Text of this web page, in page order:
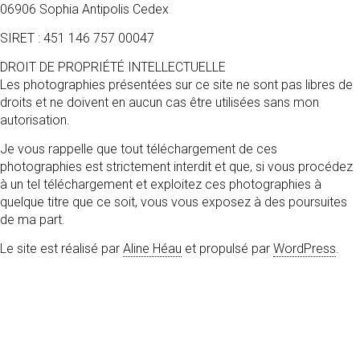
06906 Sophia Antipolis Cedex
SIRET : 451 146 757 00047
DROIT DE PROPRIÉTÉ INTELLECTUELLE
Les photographies présentées sur ce site ne sont pas libres de
droits et ne doivent en aucun cas être utilisées sans mon
autorisation.
Je vous rappelle que tout téléchargement de ces
photographies est strictement interdit et que, si vous procédez
à un tel téléchargement et exploitez ces photographies à
quelque titre que ce soit, vous vous exposez à des poursuites
de ma part.
Le site est réalisé par Aline Héau et propulsé par WordPress.